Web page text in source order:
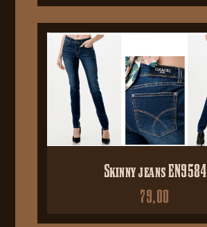
Skinny jeans EN9584
79,00